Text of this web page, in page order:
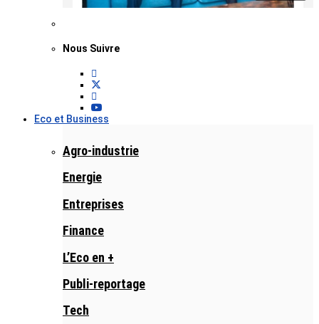
Nous Suivre
Eco et Business
Agro-industrie
Energie
Entreprises
Finance
L’Eco en +
Publi-reportage
Tech